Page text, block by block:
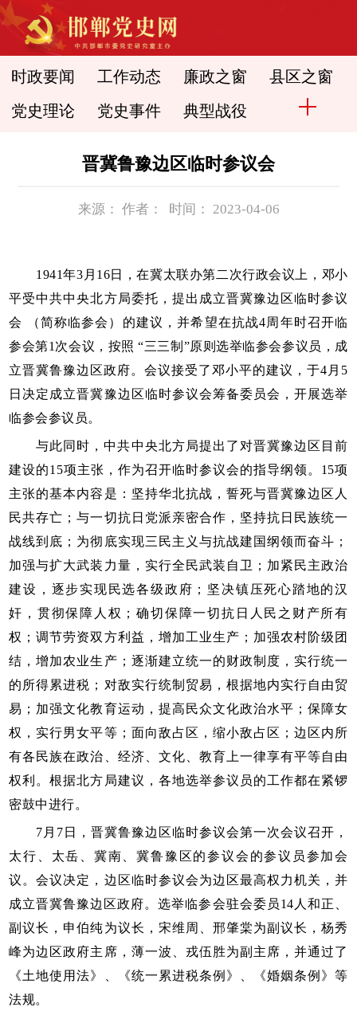
时政要闻 工作动态 廉政之窗 县区之窗
党史理论 党史事件 典型战役
晋冀鲁豫边区临时参议会
来源： 作者： 时间： 2023-04-06
1941年3月16日，在冀太联办第二次行政会议上，邓小
平受中共中央北方局委托，提出成立晋冀豫边区临时参议
会 （简称临参会）的建议，并希望在抗战4周年时召开临
参会第1次会议，按照 “三三制”原则选举临参会参议员，成
立晋冀鲁豫边区政府。会议接受了邓小平的建议，于4月5
日决定成立晋冀豫边区临时参议会筹备委员会，开展选举
临参会参议员。
与此同时，中共中央北方局提出了对晋冀豫边区目前
建设的15项主张，作为召开临时参议会的指导纲领。15项
主张的基本内容是：坚持华北抗战，誓死与晋冀豫边区人
民共存亡；与一切抗日党派亲密合作，坚持抗日民族统一
战线到底；为彻底实现三民主义与抗战建国纲领而奋斗；
加强与扩大武装力量，实行全民武装自卫；加紧民主政治
建设，逐步实现民选各级政府；坚决镇压死心踏地的汉
奸，贯彻保障人权；确切保障一切抗日人民之财产所有
权；调节劳资双方利益，增加工业生产；加强农村阶级团
结，增加农业生产；逐渐建立统一的财政制度，实行统一
的所得累进税；对敌实行统制贸易，根据地内实行自由贸
易；加强文化教育运动，提高民众文化政治水平；保障女
权，实行男女平等；面向敌占区，缩小敌占区；边区内所
有各民族在政治、经济、文化、教育上一律享有平等自由
权利。根据北方局建议，各地选举参议员的工作都在紧锣
密鼓中进行。
7月7日，晋冀鲁豫边区临时参议会第一次会议召开，
太行、太岳、冀南、冀鲁豫区的参议会的参议员参加会
议。会议决定，边区临时参议会为边区最高权力机关，并
成立晋冀鲁豫边区政府。选举临参会驻会委员14人和正、
副议长，申伯纯为议长，宋维周、邢肇棠为副议长，杨秀
峰为边区政府主席，薄一波、戎伍胜为副主席，并通过了
《土地使用法》、《统一累进税条例》、《婚姻条例》等
法规。